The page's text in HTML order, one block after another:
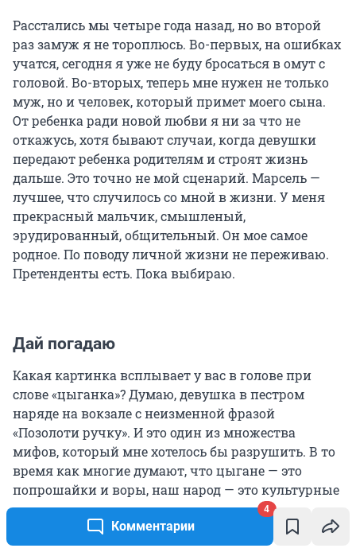
Комментарии
4
Расстались мы четыре года назад, но во второй
раз замуж я не тороплюсь. Во-первых, на ошибках
учатся, сегодня я уже не буду бросаться в омут с
головой. Во-вторых, теперь мне нужен не только
муж, но и человек, который примет моего сына.
От ребенка ради новой любви я ни за что не
откажусь, хотя бывают случаи, когда девушки
передают ребенка родителям и строят жизнь
дальше. Это точно не мой сценарий. Марсель —
лучшее, что случилось со мной в жизни. У меня
прекрасный мальчик, смышленый,
эрудированный, общительный. Он мое самое
родное. По поводу личной жизни не переживаю.
Претенденты есть. Пока выбираю.
Дай погадаю
Какая картинка всплывает у вас в голове при
слове «цыганка»? Думаю, девушка в пестром
наряде на вокзале с неизменной фразой
«Позолоти ручку». И это один из множества
мифов, который мне хотелось бы разрушить. В то
время как многие думают, что цыгане — это
попрошайки и воры, наш народ — это культурные
люди с большим количеством морально-
этических ценностей.